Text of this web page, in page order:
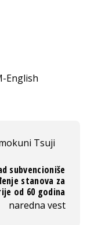
English
Tsuji
subvencioniše
stanova za
od 60 godina
naredna vest